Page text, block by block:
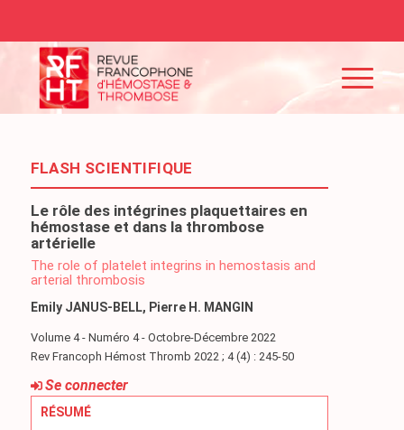
FLASH SCIENTIFIQUE
Le rôle des intégrines plaquettaires en
hémostase et dans la thrombose
artérielle
The role of platelet integrins in hemostasis and
arterial thrombosis
Emily JANUS-BELL, Pierre H. MANGIN
Volume 4 - Numéro 4 - Octobre-Décembre 2022
Rev Francoph Hémost Thromb 2022 ; 4 (4) : 245-50
Se connecter
RÉSUMÉ